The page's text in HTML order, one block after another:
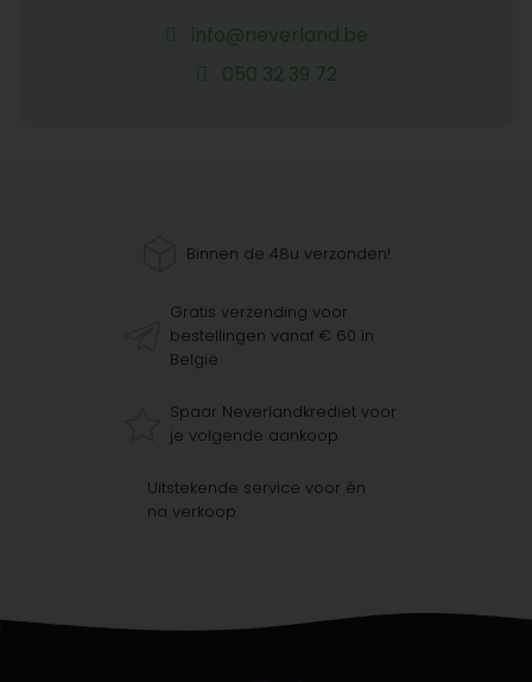
info@neverland.be
050 32 39 72
Binnen de 48u verzonden!
Gratis verzending voor
bestellingen vanaf € 60 in
België
Spaar Neverlandkrediet voor
je volgende aankoop
Uitstekende service voor én
na verkoop